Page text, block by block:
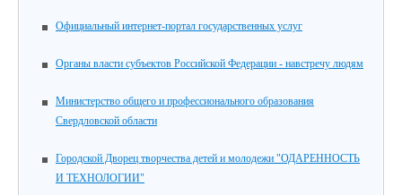
Официальный интернет-портал государственных услуг
Органы власти субъектов Российской Федерации - навстречу людям
Министерство общего и профессионального образования
Свердловской области
Городской Дворец творчества детей и молодежи "ОДАРЕННОСТЬ
И ТЕХНОЛОГИИ"